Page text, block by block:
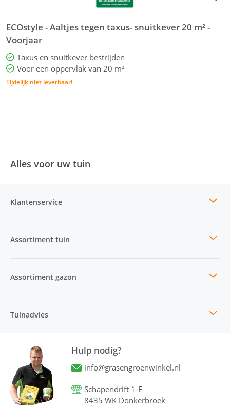
ECOstyle - Aaltjes tegen taxus- snuitkever 20 m² -
Voorjaar
Taxus en snuitkever bestrijden
Voor een oppervlak van 20 m²
Tijdelijk niet leverbaar!
Alles voor uw tuin
Hulp nodig?
info@grasengroenwinkel.nl
Schapendrift 1-E
8435 WK Donkerbroek
Klantenservice
Assortiment tuin
Assortiment gazon
Tuinadvies